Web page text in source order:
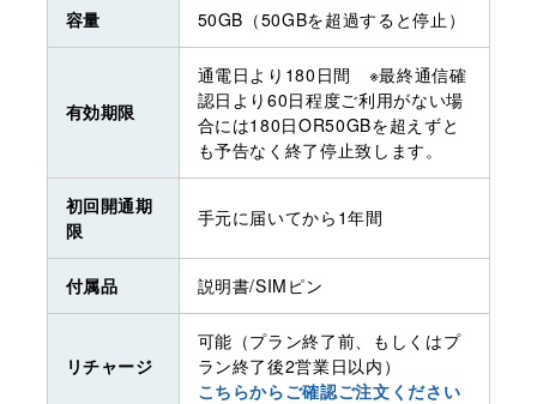
容量 50GB（50GBを超過すると停止）
有効期限
通電日より180日間 ※最終通信確
認日より60日程度ご利用がない場
合には180日OR50GBを超えずと
も予告なく終了停止致します。
初回開通期
限
手元に届いてから1年間
付属品 説明書/SIMピン
リチャージ
可能（プラン終了前、もしくはプ
ラン終了後2営業日以内）
こちらからご確認ご注文ください